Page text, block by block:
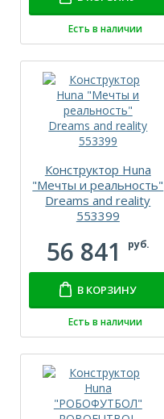
Есть в наличии
Конструктор Huna
"Мечты и реальность"
Dreams and reality
553399
56 841 руб.
В КОРЗИНУ
Есть в наличии